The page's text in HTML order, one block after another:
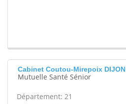
Cabinet Coutou-Mirepoix DIJON
Mutuelle Santé Sénior
Département: 21